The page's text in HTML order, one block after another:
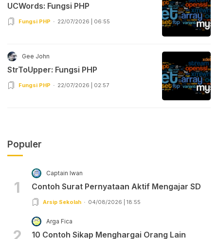
UCWords: Fungsi PHP
Fungsi PHP 22/07/2026 | 06:55
Gee John
StrToUpper: Fungsi PHP
Fungsi PHP 22/07/2026 | 02:57
Populer
1
Captain Iwan
Contoh Surat Pernyataan Aktif Mengajar SD
Arsip Sekolah 04/08/2026 | 18:55
2
Arga Fica
10 Contoh Sikap Menghargai Orang Lain